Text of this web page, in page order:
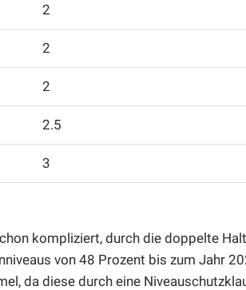
2
2
2
2.5
3
kompliziert, durch die doppelte
von 48 Prozent bis zum Jahr
da diese durch eine